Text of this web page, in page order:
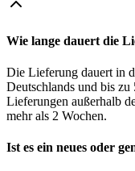
Wie lange dauert die
Die Lieferung dauert in
Deutschlands und bis
Lieferungen außerhalb
mehr als 2 Wochen.
Ist es ein neues oder